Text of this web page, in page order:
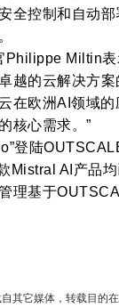
全控制和自动
Miltin
越的云解决方
在欧洲AI领域
核心需求。”
登陆
Mistral AI产品
理基于
其它媒体，转载目的